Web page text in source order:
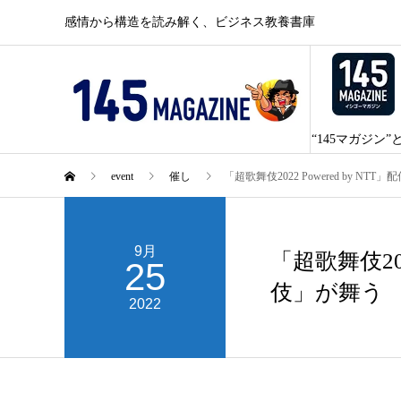
感情から構造を読み解く、ビジネス教養書庫
“145マガジン”
event 催し 「超歌舞伎2022 Powered by NTT
9月
25
2022
「超歌舞伎
伎」が舞う